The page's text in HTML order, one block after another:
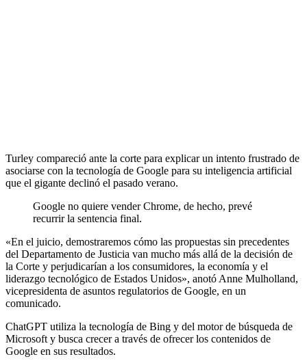
Turley compareció ante la corte para explicar un intento frustrado de
asociarse con la tecnología de Google para su inteligencia artificial
que el gigante declinó el pasado verano.
Google no quiere vender Chrome, de hecho, prevé
recurrir la sentencia final.
«En el juicio, demostraremos cómo las propuestas sin precedentes
del Departamento de Justicia van mucho más allá de la decisión de
la Corte y perjudicarían a los consumidores, la economía y el
liderazgo tecnológico de Estados Unidos», anotó Anne Mulholland,
vicepresidenta de asuntos regulatorios de Google, en un
comunicado.
ChatGPT utiliza la tecnología de Bing y del motor de búsqueda de
Microsoft y busca crecer a través de ofrecer los contenidos de
Google en sus resultados.